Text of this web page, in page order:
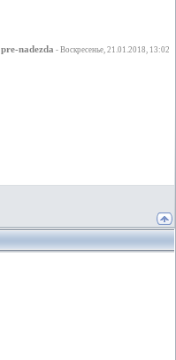
pre-nadezda - Воскресенье, 21.01.2018, 13:02